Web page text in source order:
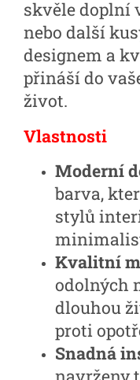
skvěle doplní
nebo další
designem a
přináší do
život.
Vlastnosti
Moderní
barva,
stylů
Kvalitní
odolných
dlouhou
proti
Snadná